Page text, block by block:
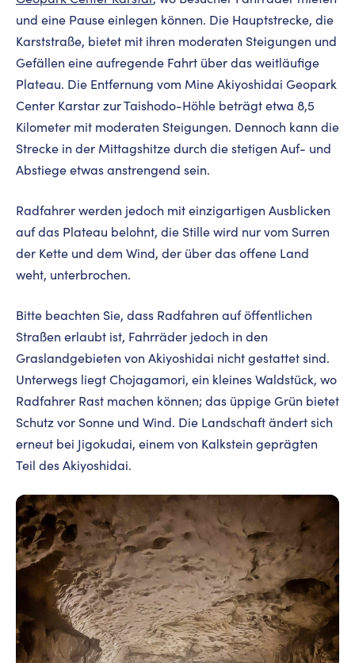
und eine Pause einlegen können. Die Hauptstrecke, die
Karststraße, bietet mit ihren moderaten Steigungen und
Gefällen eine aufregende Fahrt über das weitläufige
Plateau. Die Entfernung vom Mine Akiyoshidai Geopark
Center Karstar zur Taishodo-Höhle beträgt etwa 8,5
Kilometer mit moderaten Steigungen. Dennoch kann die
Strecke in der Mittagshitze durch die stetigen Auf- und
Abstiege etwas anstrengend sein.
Radfahrer werden jedoch mit einzigartigen Ausblicken
auf das Plateau belohnt, die Stille wird nur vom Surren
der Kette und dem Wind, der über das offene Land
weht, unterbrochen.
Bitte beachten Sie, dass Radfahren auf öffentlichen
Straßen erlaubt ist, Fahrräder jedoch in den
Graslandgebieten von Akiyoshidai nicht gestattet sind.
Unterwegs liegt Chojagamori, ein kleines Waldstück, wo
Radfahrer Rast machen können; das üppige Grün bietet
Schutz vor Sonne und Wind. Die Landschaft ändert sich
erneut bei Jigokudai, einem von Kalkstein geprägten
Teil des Akiyoshidai.